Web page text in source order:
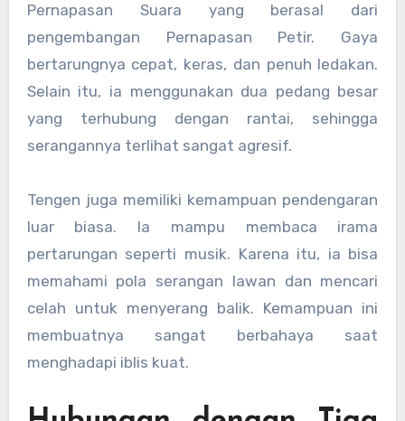
Pernapasan Suara yang berasal dari
pengembangan Pernapasan Petir. Gaya
bertarungnya cepat, keras, dan penuh ledakan.
Selain itu, ia menggunakan dua pedang besar
yang terhubung dengan rantai, sehingga
serangannya terlihat sangat agresif.
Tengen juga memiliki kemampuan pendengaran
luar biasa. Ia mampu membaca irama
pertarungan seperti musik. Karena itu, ia bisa
memahami pola serangan lawan dan mencari
celah untuk menyerang balik. Kemampuan ini
membuatnya sangat berbahaya saat
menghadapi iblis kuat.